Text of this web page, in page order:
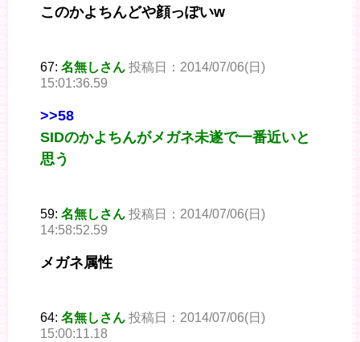
このかよちんどや顔っぽいw
67: 名無しさん 投稿日：2014/07/06(日)
15:01:36.59
>>58
SIDのかよちんがメガネ未遂で一番近いと
思う
59: 名無しさん 投稿日：2014/07/06(日)
14:58:52.59
メガネ属性
64: 名無しさん 投稿日：2014/07/06(日)
15:00:11.18